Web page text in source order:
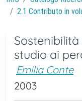
2.1 Contributo in
studio ai
Emilia Conte
2003